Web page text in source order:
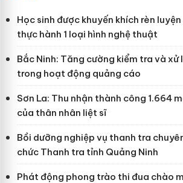
Học sinh được khuyến khích rèn
thực hành 1 loại hình nghệ thuật
Bắc Ninh: Tăng cường kiểm tra và xử
trong hoạt động quảng cáo
Sơn La: Thu nhận thành công 1.664
của thân nhân liệt sĩ
Bồi dưỡng nghiệp vụ thanh tra
chức Thanh tra tỉnh Quảng Ninh
Phát động phong trào thi đua chào